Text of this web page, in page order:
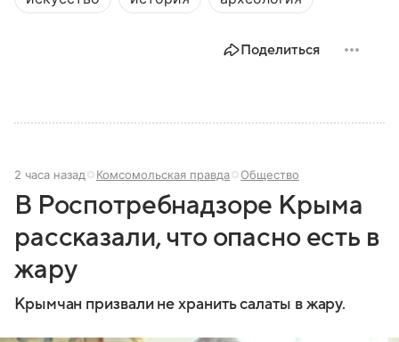
по контролю Черного моря.
Поделиться
2 часа назад Комсомольская правда Общество
В Роспотребнадзоре Крыма
рассказали, что опасно есть в
жару
Крымчан призвали не хранить салаты в жару.